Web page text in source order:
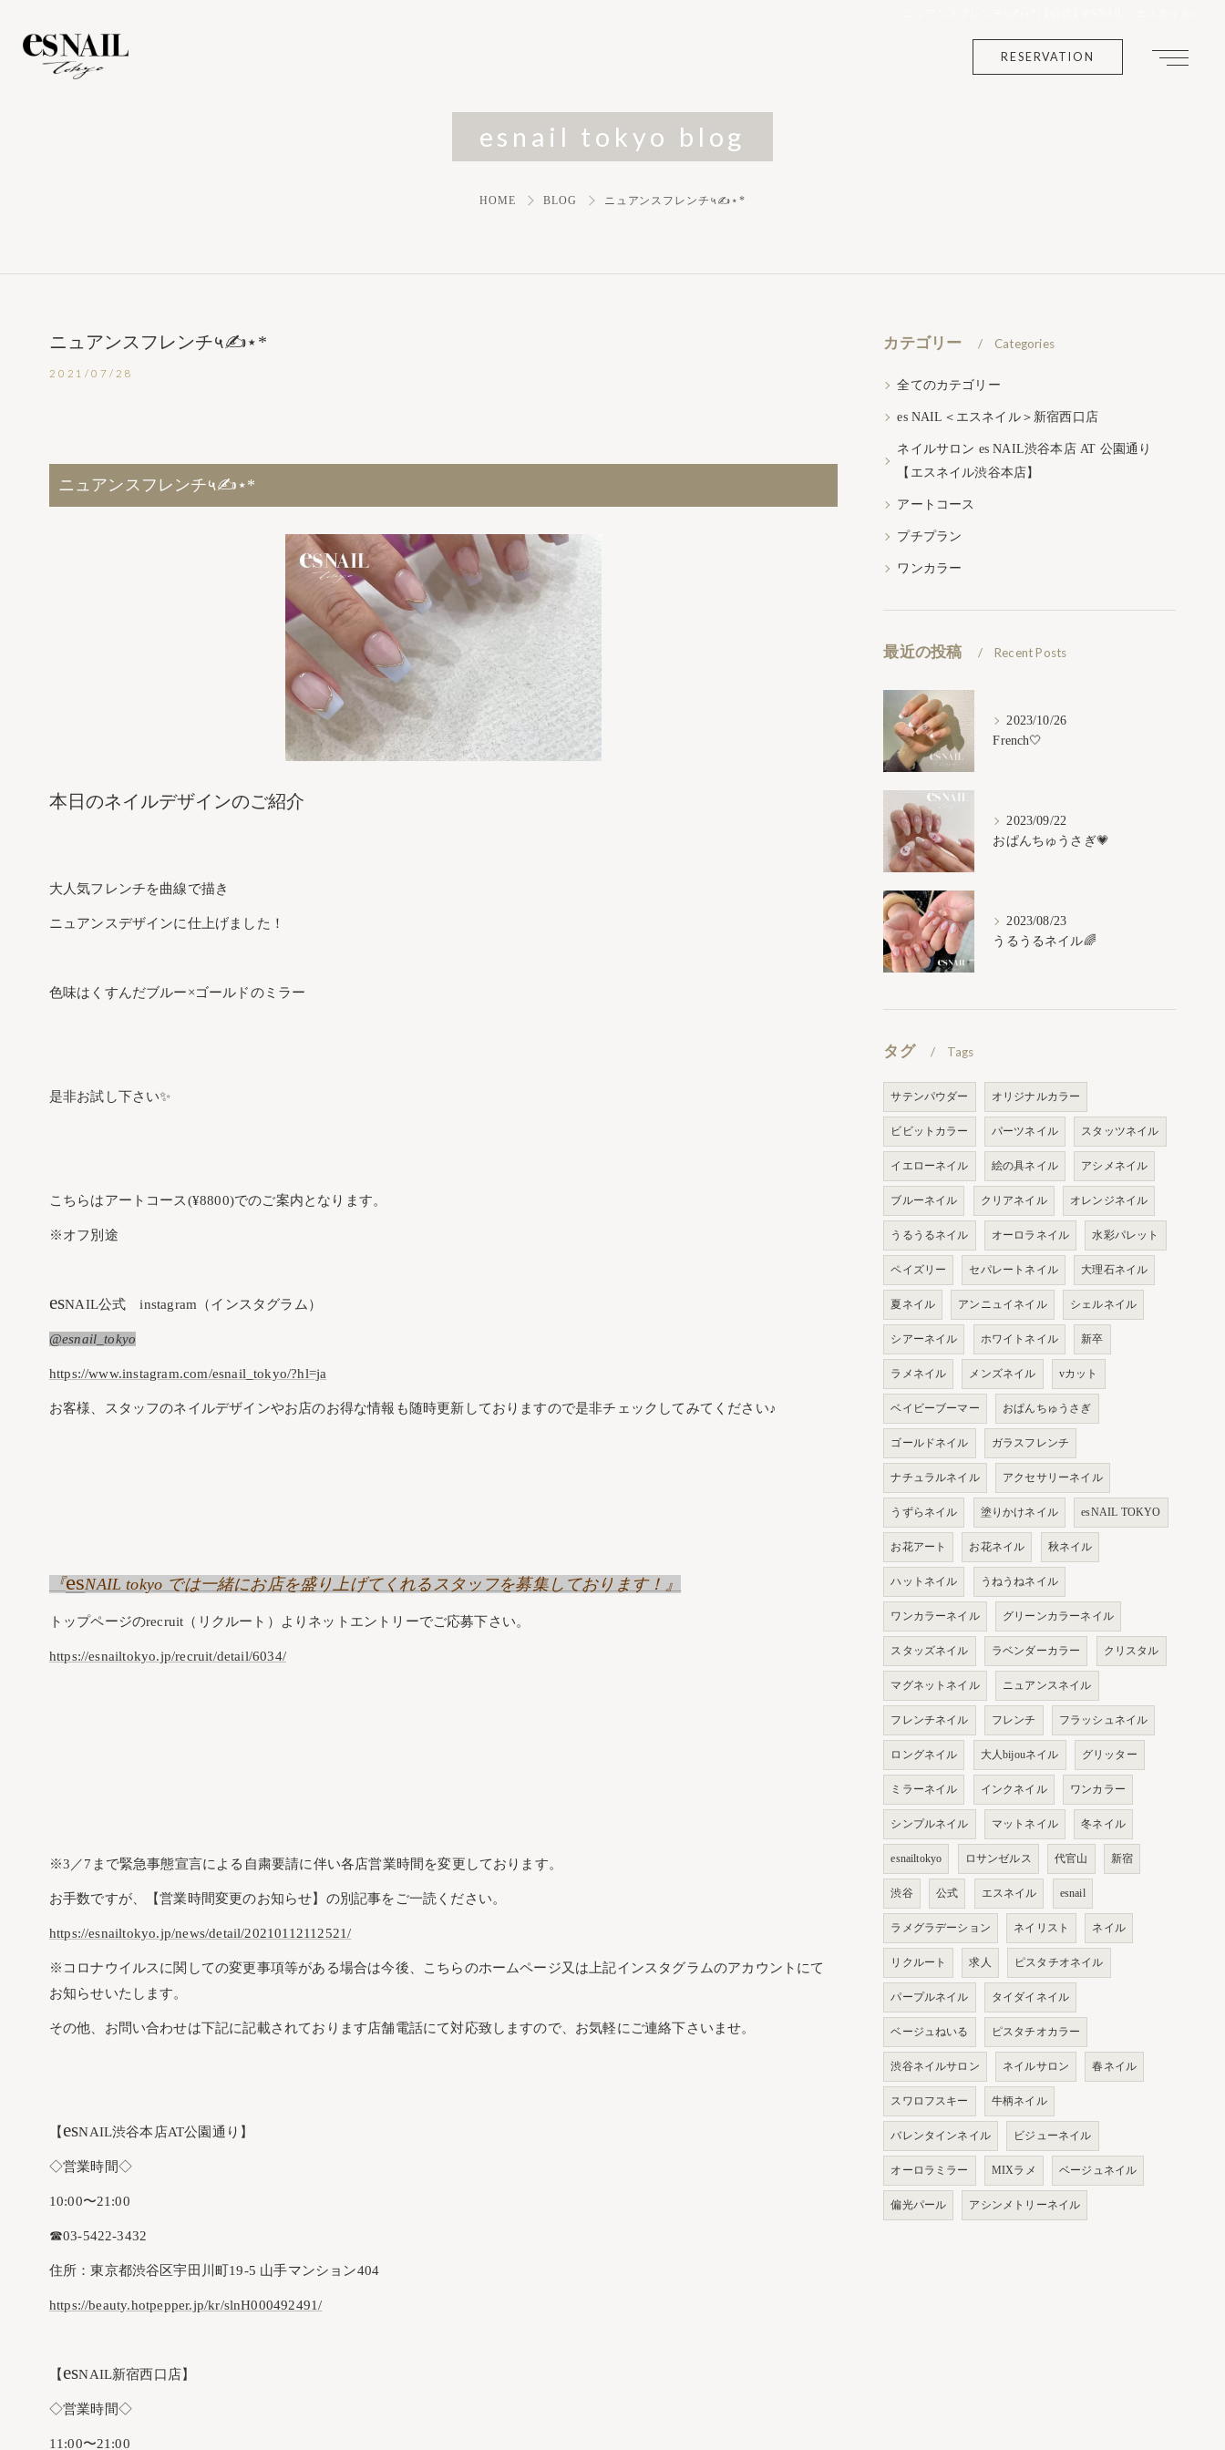
RESERVATION
esnail tokyo blog
HOME BLOG ニュアンスフレンチ५✍⋆*
ニュアンスフレンチ५✍⋆*
2021/07/28
ニュアンスフレンチ५✍⋆*
本日のネイルデザインのご紹介
大人気フレンチを曲線で描き
ニュアンスデザインに仕上げました！
色味はくすんだブルー×ゴールドのミラー
是非お試し下さい✨
こちらはアートコース(¥8800)でのご案内となります。
※オフ別途
esNAIL公式 instagram（インスタグラム）
@esnail_tokyo
https://www.instagram.com/esnail_tokyo/?hl=ja
お客様、スタッフのネイルデザインやお店のお得な情報も随時更新しておりますので是非チェックしてみてください♪
『esNAIL tokyo では一緒にお店を盛り上げてくれるスタッフを募集しております！』
トップページのrecruit（リクルート）よりネットエントリーでご応募下さい。
https://esnailtokyo.jp/recruit/detail/6034/
※3／7まで緊急事態宣言による自粛要請に伴い各店営業時間を変更しております。
お手数ですが、【営業時間変更のお知らせ】の別記事をご一読ください。
https://esnailtokyo.jp/news/detail/20210112112521/
※コロナウイルスに関しての変更事項等がある場合は今後、こちらのホームページ又は上記インスタグラムのアカウントにて
お知らせいたします。
その他、お問い合わせは下記に記載されております店舗電話にて対応致しますので、お気軽にご連絡下さいませ。
【esNAIL渋谷本店AT公園通り】
◇営業時間◇
10:00〜21:00
☎︎03-5422-3432
住所：東京都渋谷区宇田川町19-5 山手マンション404
https://beauty.hotpepper.jp/kr/slnH000492491/
【esNAIL新宿西口店】
◇営業時間◇
11:00〜21:00
カテゴリー Categories
全てのカテゴリー
es NAIL＜エスネイル＞新宿西口店
ネイルサロン es NAIL渋谷本店 AT 公園通り
【エスネイル渋谷本店】
アートコース
プチプラン
ワンカラー
最近の投稿 Recent Posts
2023/10/26
French🤍
2023/09/22
おぱんちゅうさぎ💗
2023/08/23
うるうるネイル🌈
タグ Tags
サテンパウダー オリジナルカラー
ビビットカラー パーツネイル スタッツネイル
イエローネイル 絵の具ネイル アシメネイル
ブルーネイル クリアネイル オレンジネイル
うるうるネイル オーロラネイル 水彩パレット
ペイズリー セパレートネイル 大理石ネイル
夏ネイル アンニュイネイル シェルネイル
シアーネイル ホワイトネイル 新卒
ラメネイル メンズネイル vカット
ベイビーブーマー おぱんちゅうさぎ
ゴールドネイル ガラスフレンチ
ナチュラルネイル アクセサリーネイル
うずらネイル 塗りかけネイル esNAIL TOKYO
お花アート お花ネイル 秋ネイル
ハットネイル うねうねネイル
ワンカラーネイル グリーンカラーネイル
スタッズネイル ラベンダーカラー クリスタル
マグネットネイル ニュアンスネイル
フレンチネイル フレンチ フラッシュネイル
ロングネイル 大人bijouネイル グリッター
ミラーネイル インクネイル ワンカラー
シンプルネイル マットネイル 冬ネイル
esnailtokyo ロサンゼルス 代官山 新宿
渋谷 公式 エスネイル esnail
ラメグラデーション ネイリスト ネイル
リクルート 求人 ピスタチオネイル
パープルネイル タイダイネイル
ベージュねいる ピスタチオカラー
渋谷ネイルサロン ネイルサロン 春ネイル
スワロフスキー 牛柄ネイル
バレンタインネイル ビジューネイル
オーロラミラー MIXラメ ベージュネイル
偏光パール アシンメトリーネイル